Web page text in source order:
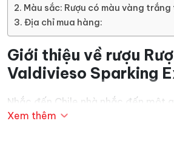
Màu sắc: Rượu có màu vàng
Địa chỉ mua hàng:
Giới thiệu về rượu
Valdivieso Sparking
Nhắc đến Chile nhà nhắc đến một
trên thế giới về lĩnh vực sản xuất
Xem thêm